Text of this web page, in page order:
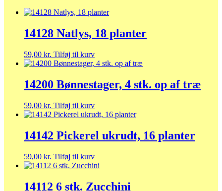
14128 Natlys, 18 planter
59,00 kr. Tilføj til kurv
14200 Bønnestager, 4 stk. op af træ
59,00 kr. Tilføj til kurv
14142 Pickerel ukrudt, 16 planter
59,00 kr. Tilføj til kurv
14112 6 stk. Zucchini